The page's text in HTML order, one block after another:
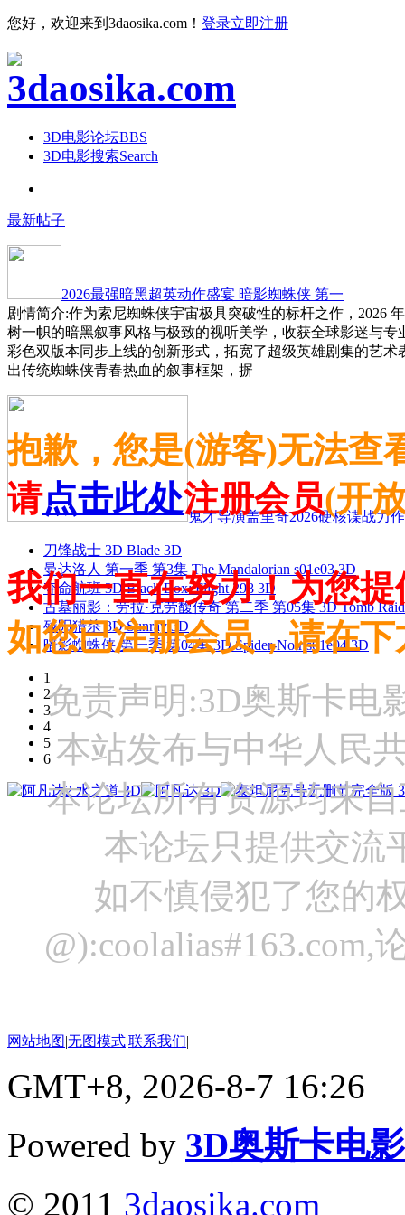
您好，欢迎来到3daosika.com！ 登录立即注册
3D电影论坛BBS
3D电影搜索Search
最新帖子
2026最强暗黑超英动作盛宴 暗影蜘蛛侠 第一
剧情简介:作为索尼蜘蛛侠宇宙极具突破性的标杆之作，2026
树一帜的暗黑叙事风格与极致的视听美学，收获全球影迷与
彩色双版本同步上线的创新形式，拓宽了超级英雄剧集的艺
出传统蜘蛛侠青春热血的叙事框架，摒
鬼才导演盖里奇2026硬核谍战力
刀锋战士 3D Blade 3D
曼达洛人 第一季 第3集 The Mandalorian s01e03 3D
夺命航班 3D Black Box: Flight 298 3D
古墓丽影：劳拉·克劳馥传奇 第二季 第05集 3D Tomb
残阳猎杀 3D Sunray 3D
暗影蜘蛛侠 第一季 第04集 3D Spider-Noir s01e04 3D
1
2
3
4
5
6
抱歉，您是(游客)无法查
请点击此处注册会员(开
我们一直在努力！为您
如您已注册会员，请在
免责声明:3D奥斯卡电
本站发布与中华人民
本论坛所有资源均来
本论坛只提供交流
如不慎侵犯了您的
网站地图|无图模式|联系我们|
GMT+8, 2026-8-7 16:26
Powered by 3D奥斯卡电
© 2011 3daosika.com